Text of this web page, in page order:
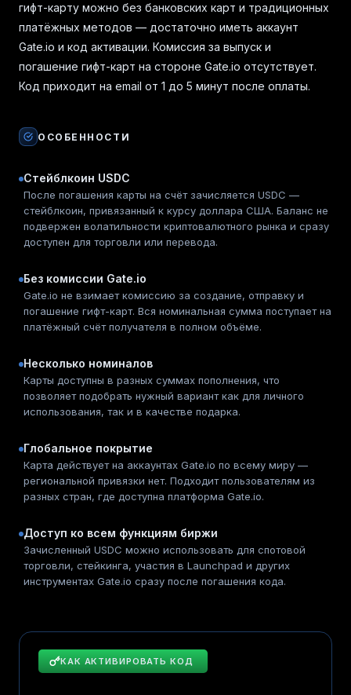
гифт-карту можно без банковских карт и традиционных
платёжных методов — достаточно иметь аккаунт
Gate.io и код активации. Комиссия за выпуск и
погашение гифт-карт на стороне Gate.io отсутствует.
Код приходит на email от 1 до 5 минут после оплаты.
ОСОБЕННОСТИ
Стейблкоин USDC
После погашения карты на счёт зачисляется USDC —
стейблкоин, привязанный к курсу доллара США. Баланс не
подвержен волатильности криптовалютного рынка и сразу
доступен для торговли или перевода.
Без комиссии Gate.io
Gate.io не взимает комиссию за создание, отправку и
погашение гифт-карт. Вся номинальная сумма поступает на
платёжный счёт получателя в полном объёме.
Несколько номиналов
Карты доступны в разных суммах пополнения, что
позволяет подобрать нужный вариант как для личного
использования, так и в качестве подарка.
Глобальное покрытие
Карта действует на аккаунтах Gate.io по всему миру —
региональной привязки нет. Подходит пользователям из
разных стран, где доступна платформа Gate.io.
Доступ ко всем функциям биржи
Зачисленный USDC можно использовать для спотовой
торговли, стейкинга, участия в Launchpad и других
инструментах Gate.io сразу после погашения кода.
КАК АКТИВИРОВАТЬ КОД